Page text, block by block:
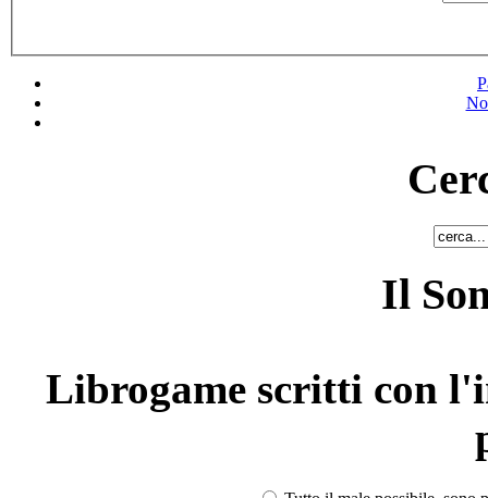
Il
Librogame scritti con